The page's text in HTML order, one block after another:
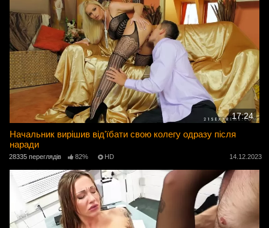
17:24
Начальник вирішив від'їбати свою колегу одразу після
наради
28335 переглядів 82% HD 14.12.2023